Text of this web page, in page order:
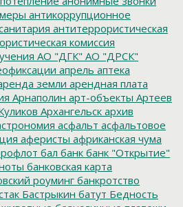
антикоррупционное
антитеррористическая
комиссия
АО "ДГК" АО "ДРСК"
апрель аптека
земли арендная плата
Арнаполин арт-объекты Артеев
Архангельск архив
асфальт асфальтовое
аферисты африканская чума
бал банк банк "Открытие"
банковская карта
роуминг банкротство
Бастрыкин батут Бедность